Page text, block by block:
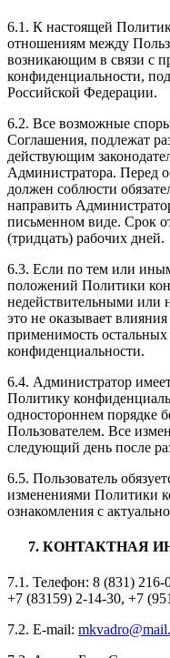
6.1. К настоящей
отношениям между
возникающим в связи с
конфиденциальности,
Российской Федерации.
6.2. Все возможные
Соглашения, подлежат
действующим
Администратора. Перед
должен соблюсти
направить
письменном виде. Срок
(тридцать) рабочих дней.
6.3. Если по тем или
положений Политики
недействительными
это не оказывает
применимость
конфиденциальности.
6.4. Администратор
Политику
одностороннем порядке
Пользователем. Все
следующий день после
6.5. Пользователь
изменениями Политики
ознакомления с
7. КОНТАКТНАЯ
7.1. Телефон: 8 (831)
+7 (83159) 2-14-30, +7
7.2. E-mail: